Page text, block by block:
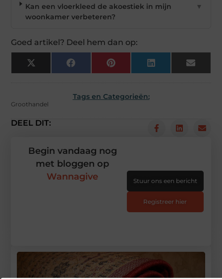
Kan een vloerkleed de akoestiek in mijn
woonkamer verbeteren?
▼
Goed artikel? Deel hem dan op:
X
(Twitter)
Facebook Pinterest LinkedIn Email
Tags en Categorieën:
Groothandel
DEEL DIT:
Begin vandaag nog
met bloggen op
Wannagive
Stuur ons een bericht
Registreer hier